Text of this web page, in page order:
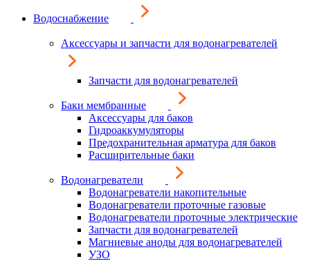
Водоснабжение
Аксессуары и запчасти для водонагревателей
Запчасти для водонагревателей
Баки мембранные
Аксессуары для баков
Гидроаккумуляторы
Предохранительная арматура для баков
Расширительные баки
Водонагреватели
Водонагреватели накопительные
Водонагреватели проточные газовые
Водонагреватели проточные электрические
Запчасти для водонагревателей
Магниевые аноды для водонагревателей
УЗО